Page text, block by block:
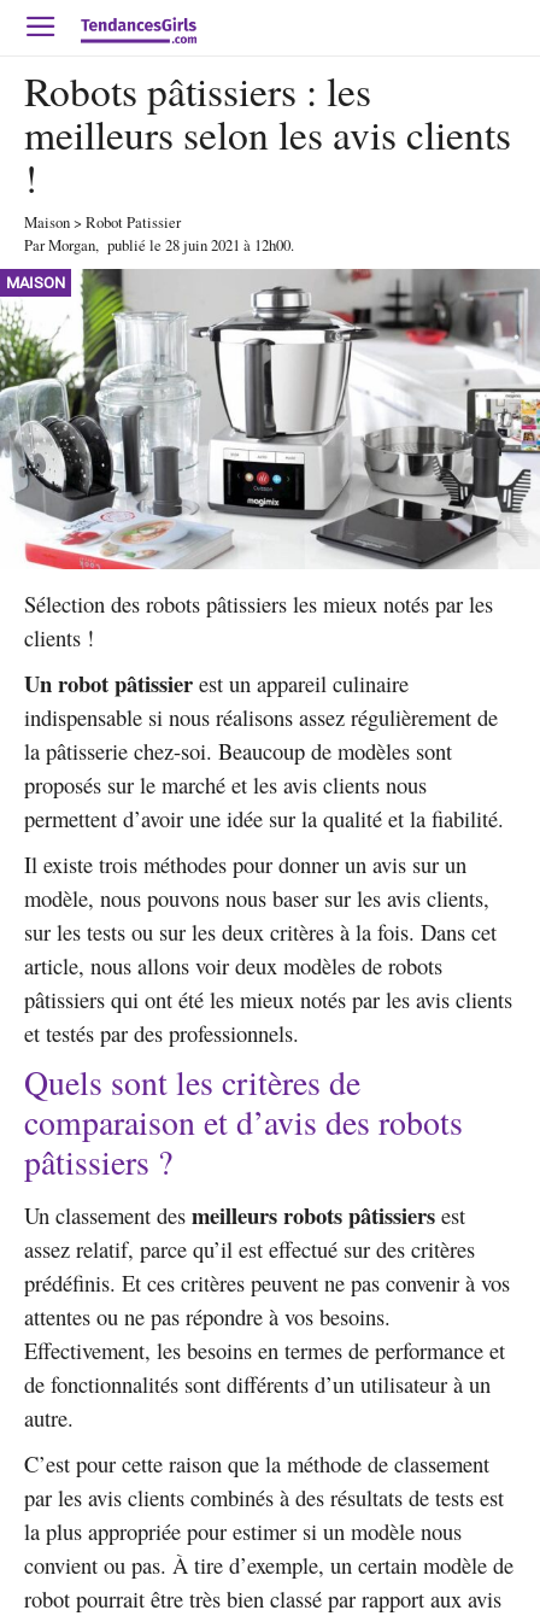
Robots pâtissiers : les
meilleurs selon les avis clients
!
Maison> Robot Patissier
ParMorgan, publié le 28 juin 2021 à 12h00.
MAISON
Sélection des robots pâtissiers les mieux notés par les
clients !
Un robot pâtissier est un appareil culinaire
indispensable si nous réalisons assez régulièrement de
la pâtisserie chez-soi. Beaucoup de modèles sont
proposés sur le marché et les avis clients nous
permettent d’avoir une idée sur la qualité et la fiabilité.
Il existe trois méthodes pour donner un avis sur un
modèle, nous pouvons nous baser sur les avis clients,
sur les tests ou sur les deux critères à la fois. Dans cet
article, nous allons voir deux modèles de robots
pâtissiers qui ont été les mieux notés par les avis clients
et testés par des professionnels.
Quels sont les critères de
comparaison et d’avis des robots
pâtissiers ?
Un classement des meilleurs robots pâtissiers est
assez relatif, parce qu’il est effectué sur des critères
prédéfinis. Et ces critères peuvent ne pas convenir à vos
attentes ou ne pas répondre à vos besoins.
Effectivement, les besoins en termes de performance et
de fonctionnalités sont différents d’un utilisateur à un
autre.
C’est pour cette raison que la méthode de classement
par les avis clients combinés à des résultats de tests est
la plus appropriée pour estimer si un modèle nous
convient ou pas. À tire d’exemple, un certain modèle de
robot pourrait être très bien classé par rapport aux avis